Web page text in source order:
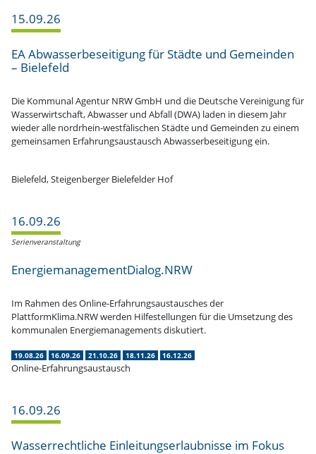
15.09.26
EA Abwas­ser­be­sei­tigung für Städte und Gemeinden
– Bielefeld
Die Kommunal Agentur NRW GmbH und die Deutsche Verei­nigung für
Wasser­wirt­schaft, Abwasser und Abfall (DWA) laden in diesem Jahr
wieder alle nordrhein-westfä­li­schen Städte und Gemeinden zu einem
gemein­samen Erfah­rungs­aus­tausch Abwas­ser­be­sei­tigung ein.
Bielefeld, Steigen­berger Biele­felder Hof
16.09.26
Serien­ver­an­staltung
EnergiemanagementDialog.NRW
Im Rahmen des Online-Erfah­rungs­aus­tau­sches der
PlattformKlima.NRW werden Hilfe­stel­lungen für die Umsetzung des
kommu­nalen Energie­ma­nage­ments diskutiert.
19.08.26 16.09.26 21.10.26 18.11.26 16.12.26
Online-Erfahrungsaustausch
16.09.26
Wasser­recht­liche Einlei­tungs­er­laub­nisse im Fokus